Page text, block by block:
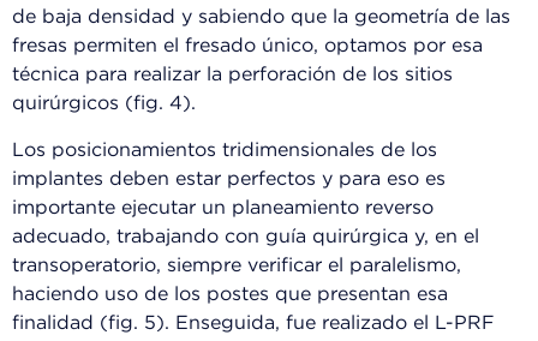
de baja densidad y sabiendo que la geometría de las
fresas permiten el fresado único, optamos por esa
técnica para realizar la perforación de los sitios
quirúrgicos (fig. 4).
Los posicionamientos tridimensionales de los
implantes deben estar perfectos y para eso es
importante ejecutar un planeamiento reverso
adecuado, trabajando con guía quirúrgica y, en el
transoperatorio, siempre verificar el paralelismo,
haciendo uso de los postes que presentan esa
finalidad (fig. 5). Enseguida, fue realizado el L-PRF